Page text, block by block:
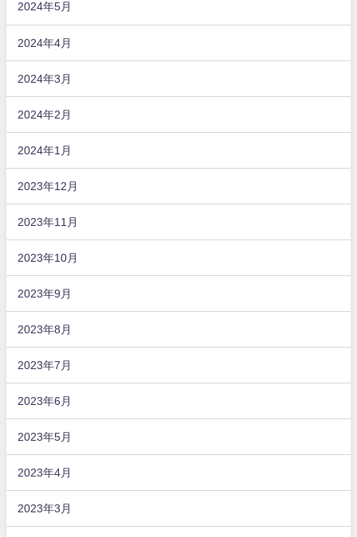
2024年5月
2024年4月
2024年3月
2024年2月
2024年1月
2023年12月
2023年11月
2023年10月
2023年9月
2023年8月
2023年7月
2023年6月
2023年5月
2023年4月
2023年3月